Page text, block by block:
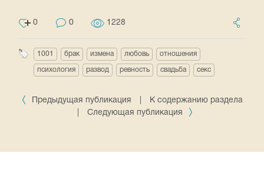
0 0 1228
1001 брак измена любовь отношения
психология развод ревность свадьба секс
Предыдущая публикация
К содержанию раздела
Следующая публикация